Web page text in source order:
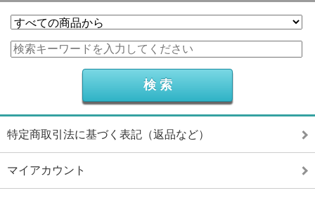
特定商取引法に基づく表記（返品など）
マイアカウント